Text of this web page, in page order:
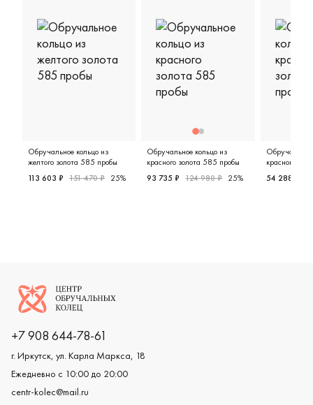
Обручальное кольцо из
желтого золота 585 пробы
113 603 ₽ 151 470 ₽ 25%
Обручальное кольцо из
красного золота 585 пробы
93 735 ₽ 124 980 ₽ 25%
красного
54 288 ₽
Логотип компании
+7 908 644-78-61
г. Иркутск, ул. Карла Маркса, 18
Ежедневно с 10:00 до 20:00
centr-kolec@mail.ru